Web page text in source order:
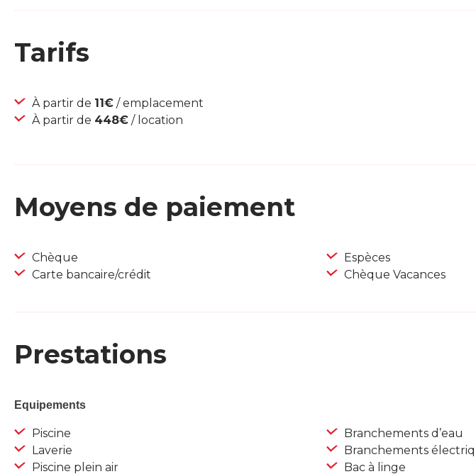
Tarifs
À partir de 11€ / emplacement
À partir de 448€ / location
Moyens de paiement
Chèque
Carte bancaire/crédit
Espèces
Chèque Vacances
Prestations
Equipements
Piscine
Laverie
Piscine plein air
Branchements d’eau
Branchements
Bac à linge